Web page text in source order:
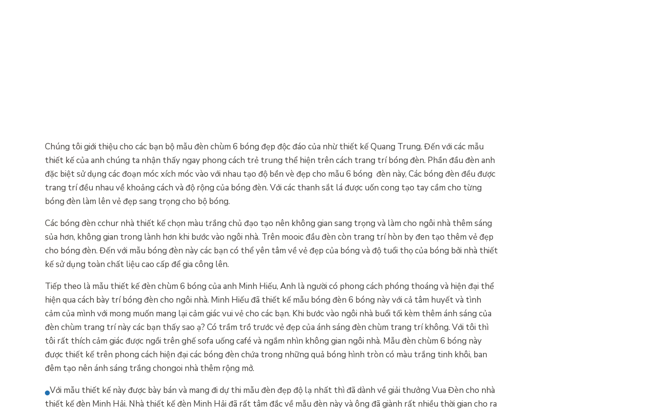
Chúng tôi giới thiệu cho các bạn bộ mẫu đèn chùm 6 bóng đẹp độc đáo của nhừ thiết kế Quang Trung. Đến với các mẫu
thiết kế của anh chúng ta nhận thấy ngay phong cách trẻ trung thể hiện trên cách trang trí bóng đèn. Phần đầu đèn anh
đặc biệt sử dụng các đoạn móc xích móc vào với nhau tạo độ bền vè đẹp cho mẫu 6 bóng đèn này, Các bóng đèn đều được
trang trí đều nhau về khoảng cách và độ rộng của bóng đèn. Với các thanh sắt lá được uốn cong tạo tay cầm cho từng
bóng đèn làm lên vẻ đẹp sang trọng cho bộ bóng.
Các bóng đèn cchur nhà thiết kế chọn màu trắng chủ đạo tạo nên không gian sang trọng và làm cho ngôi nhà thêm sáng
sủa hơn, không gian trong lành hơn khi bước vào ngôi nhà. Trên mooic đầu đèn còn trang trí hòn by đen tạo thêm vẻ đẹp
cho bóng đèn. Đến với mẫu bóng đèn này các bạn có thể yên tâm về vẻ đẹp của bóng và độ tuổi thọ của bóng bởi nhà thiết
kế sử dụng toàn chất liệu cao cấp để gia công lên.
Tiếp theo là mẫu thiết kế đèn chùm 6 bóng của anh Minh Hiếu, Anh là người có phong cách phóng thoáng và hiện đại thể
hiện qua cách bày trí bóng đèn cho ngôi nhà. Minh Hiếu đã thiết kế mẫu bóng đèn 6 bóng này với cả tâm huyết và tình
cảm của mình với mong muốn mang lại cảm giác vui vẻ cho các bạn. Khi bước vào ngôi nhà buổi tối kèm thêm ánh sáng của
đèn chùm trang trí này các bạn thấy sao ạ? Có trầm trồ trước vẻ đẹp của ánh sáng đèn chùm trang trí không. Với tôi thì
tôi rất thích cảm giác được ngồi trên ghế sofa uống café và ngắm nhìn không gian ngôi nhà. Mẫu đèn chùm 6 bóng này
được thiết kế trên phong cách hiện đại các bóng đèn chứa trong những quả bóng hình tròn có màu trắng tinh khôi, ban
đêm tạo nên ánh sáng trắng chongoi nhà thêm rộng mở.
Với mẫu thiết kế này được bày bán và mang đi dự thi mẫu đèn đẹp độ lạ nhất thì đã dành về giải thưởng Vua Đèn cho nhà
thiết kế đèn Minh Hải. Nhà thiết kế đèn Minh Hải đã rất tâm đắc về mẫu đèn này và ông đã giành rất nhiều thời gian cho ra